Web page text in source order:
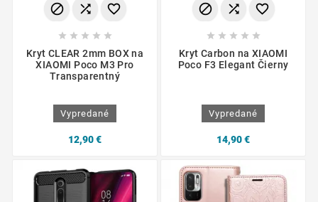
  
    
Kryt CLEAR 2mm BOX na
XIAOMI Poco M3 Pro
Transparentný
Vypredané
12,90 €
  
    
Kryt Carbon na XIAOMI
Poco F3 Elegant Čierny
Vypredané
14,90 €